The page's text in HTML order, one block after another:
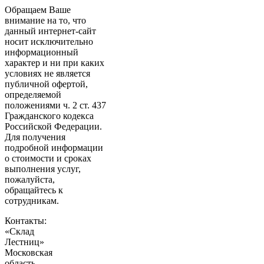
Обращаем Ваше
внимание на то, что
данный интернет-сайт
носит исключительно
информационный
характер и ни при каких
условиях не является
публичной офертой,
определяемой
положениями ч. 2 ст. 437
Гражданского кодекса
Российской Федерации.
Для получения
подробной информации
о стоимости и сроках
выполнения услуг,
пожалуйста,
обращайтесь к
сотрудникам.
Контакты:
«Склад
Лестниц»
Московская